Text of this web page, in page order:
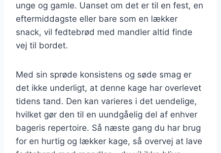
unge og gamle. Uanset om det er til en fest, en
eftermiddagste eller bare som en lækker
snack, vil fedtebrød med mandler altid finde
vej til bordet.
Med sin sprøde konsistens og søde smag er
det ikke underligt, at denne kage har overlevet
tidens tand. Den kan varieres i det uendelige,
hvilket gør den til en uundgåelig del af enhver
bageris repertoire. Så næste gang du har brug
for en hurtig og lækker kage, så overvej at lave